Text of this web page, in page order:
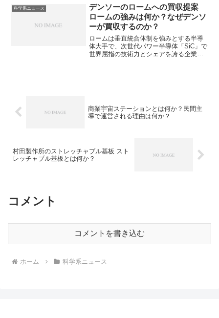
クトロニクスといった多様な分野向けの
香料を扱っています。香料にはどんなも
のがあるのか、分子の構造と香りがどう
関係しているのかを知ることができま
す。
科学系ニュース
デンソーのロームへの買収提案
ロームの強みは何か？なぜデンソ
ーが買収するのか？
ロームは垂直統合体制を強みとする半導
体大手で、次世代パワー半導体「SiC」で
世界屈指の技術力とシェアを誇る企業で
商業宇宙ステーションとは何か？民間主
導で運営される理由は何か？
村田製作所のストレッチャブル基板 スト
レッチャブル基板とは何か？
コメント
コメントを書き込む
ホーム 科学系ニュース